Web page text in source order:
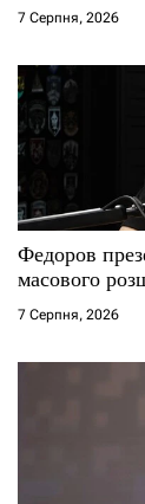
в
7 Серпня, 2026
Федоров
масового
7 Серпня, 2026